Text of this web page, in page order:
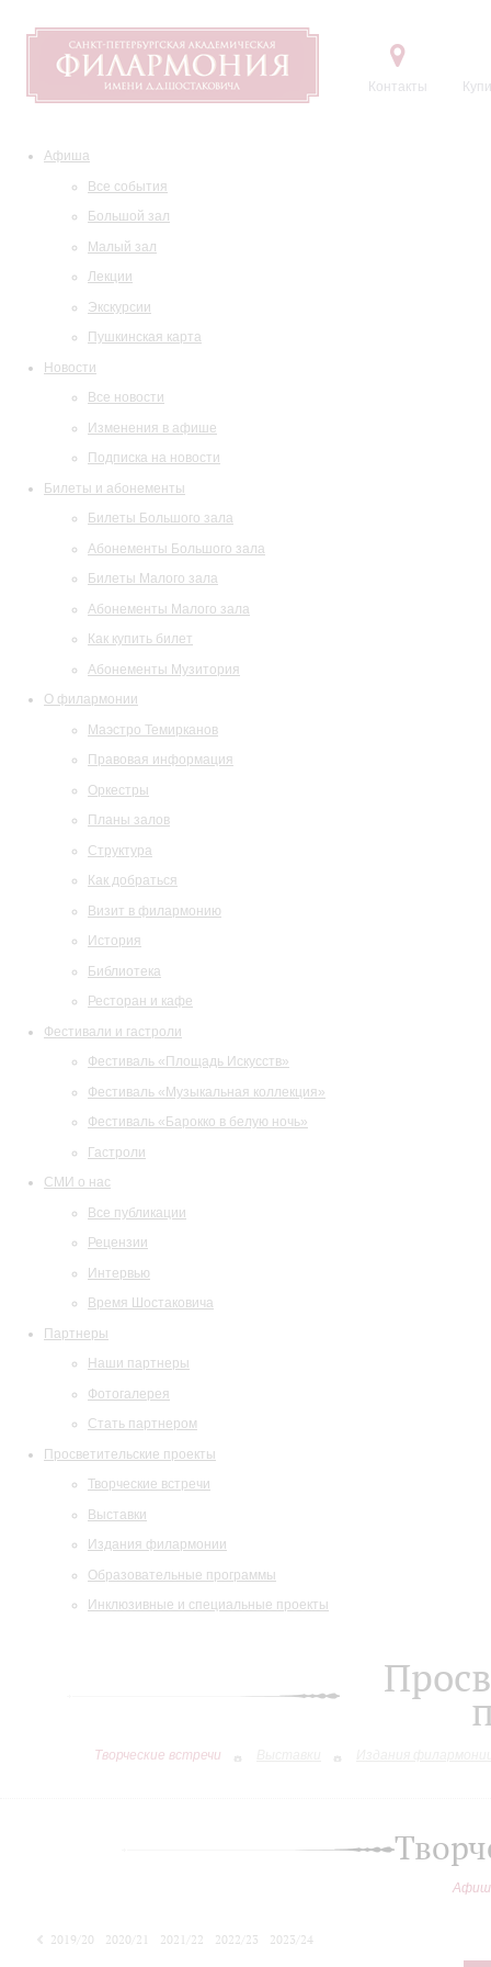
Контакты
Афиша
Все события
Большой зал
Малый зал
Лекции
Экскурсии
Пушкинская карта
Новости
Все новости
Изменения в афише
Подписка на новости
Билеты и абонементы
Билеты Большого зала
Абонементы Большого зала
Билеты Малого зала
Абонементы Малого зала
Как купить билет
Абонементы Музитория
О филармонии
Маэстро Темирканов
Правовая информация
Оркестры
Планы залов
Структура
Как добраться
Визит в филармонию
История
Библиотека
Ресторан и кафе
Фестивали и гастроли
Фестиваль «Площадь Искусств»
Фестиваль «Музыкальная коллекция»
Фестиваль «Барокко в белую ночь»
Гастроли
СМИ о нас
Все публикации
Рецензии
Интервью
Время Шостаковича
Партнеры
Наши партнеры
Фотогалерея
Стать партнером
Просветительские проекты
Творческие встречи
Выставки
Издания филармонии
Образовательные программы
Инклюзивные и специальные проекты
Творческие встречи
2019/20 2020/21 2021/22 2022/23
2023/24